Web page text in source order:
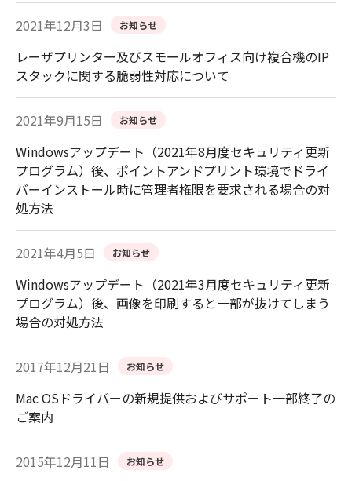
2021年12月3日 お知らせ
レーザプリンター及びスモールオフィス向け複合機のIP
スタックに関する脆弱性対応について
2021年9月15日 お知らせ
Windowsアップデート（2021年8月度セキュリティ更新
プログラム）後、ポイントアンドプリント環境でドライ
バーインストール時に管理者権限を要求される場合の対
処方法
2021年4月5日 お知らせ
Windowsアップデート（2021年3月度セキュリティ更新
プログラム）後、画像を印刷すると一部が抜けてしまう
場合の対処方法
2017年12月21日 お知らせ
Mac OSドライバーの新規提供およびサポート一部終了の
ご案内
2015年12月11日 お知らせ